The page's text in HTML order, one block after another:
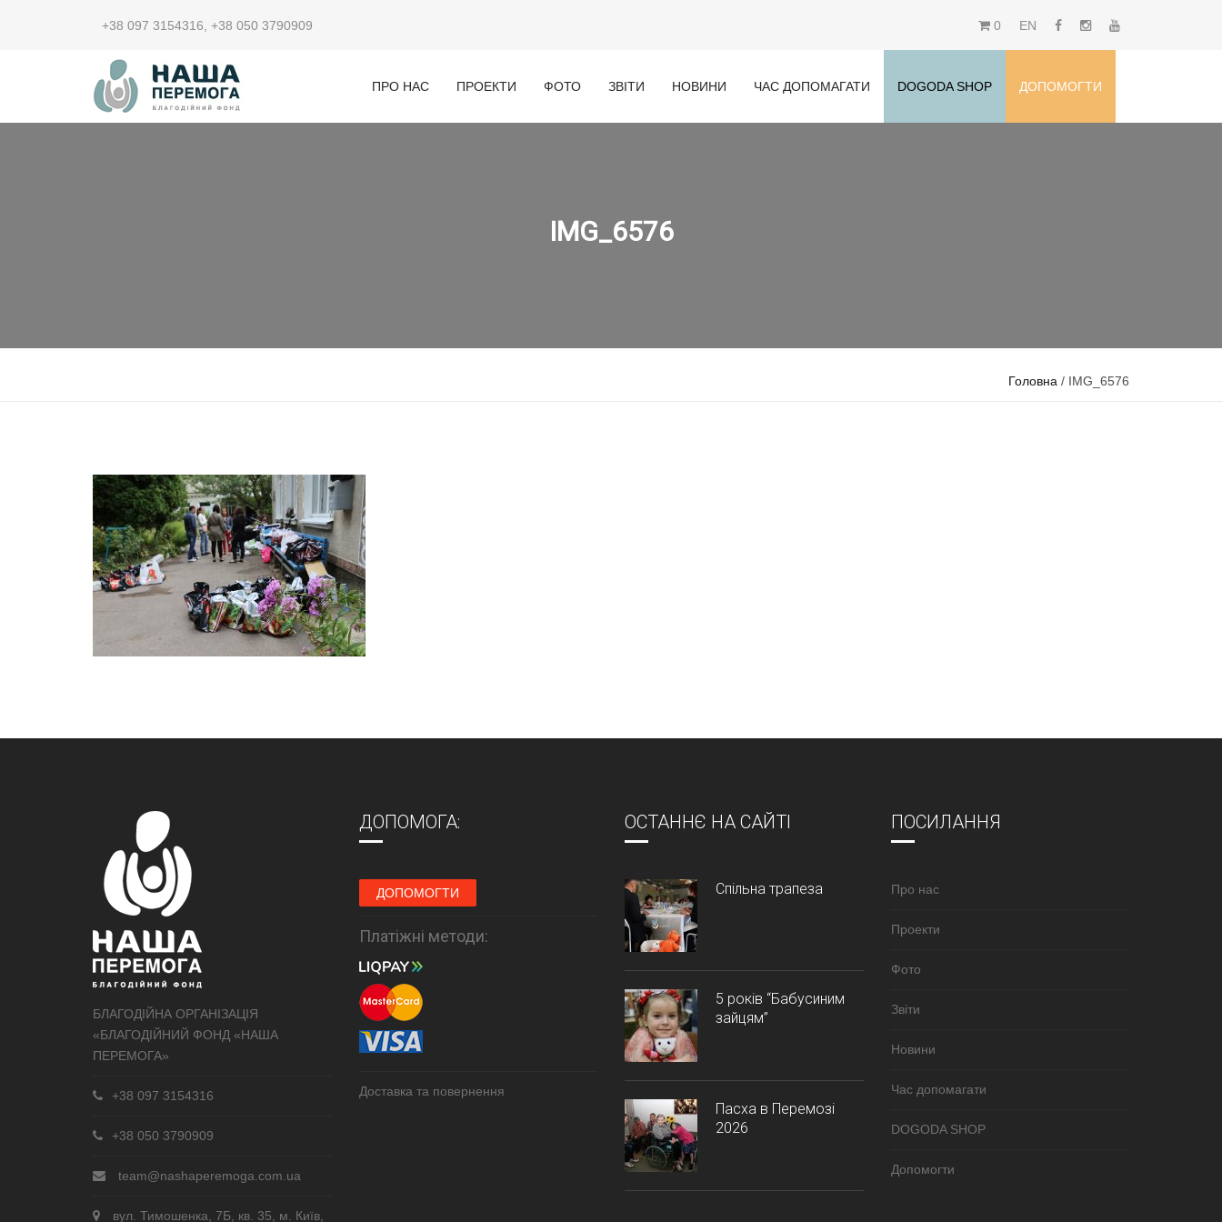
+38 097 3154316 +38 050 3790909 0 EN
ПРО НАС ПРОЕКТИ ФОТО ЗВІТИ НОВИНИ ЧАС ДОПОМАГАТИ DOGODA SHOP ДОПОМОГТИ
IMG_6576
Головна / IMG_6576
БЛАГОДІЙНА ОРГАНІЗАЦІЯ
«БЛАГОДІЙНИЙ ФОНД «НАША
ПЕРЕМОГА»
+38 097 3154316
+38 050 3790909
team@nashaperemoga.com.ua
вул. Тимошенка, 7Б, кв. 35, м. Київ,
ДОПОМОГА:
ДОПОМОГТИ
Платіжні методи:
Доставка та повернення
ОСТАННЄ НА САЙТІ
Спільна трапеза
5 років “Бабусиним
зайцям”
Пасха в Перемозі
2026
ПОСИЛАННЯ
Про нас
Проекти
Фото
Звіти
Новини
Час допомагати
DOGODA SHOP
Допомогти